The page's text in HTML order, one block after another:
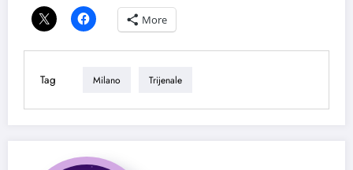
More
Tag Milano Trijenale